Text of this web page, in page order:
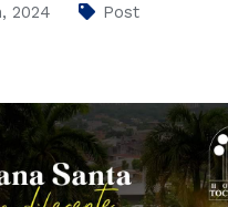
2024 Post